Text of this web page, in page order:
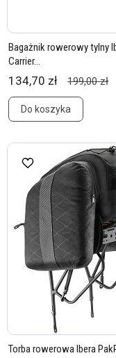
Bagażnik rowerowy tylny
Carrier...
134,70 zł 199,00 zł
Do koszyka
Torba rowerowa Ibera